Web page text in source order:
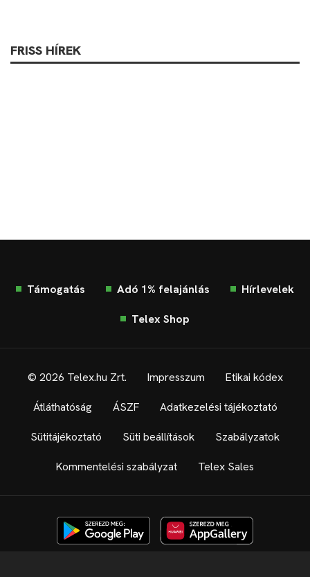
FRISS HÍREK
Támogatás Adó 1% felajánlás Hírlevelek
Telex Shop
© 2026 Telex.hu Zrt. Impresszum Etikai kódex
Átláthatóság ÁSZF Adatkezelési tájékoztató
Sütitájékoztató Süti beállítások Szabályzatok
Kommentelési szabályzat Telex Sales